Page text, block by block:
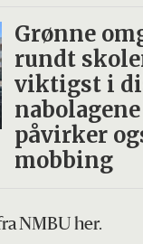
Grønne
rundt
viktigst i
påvirker
mobbing
NMBU her.